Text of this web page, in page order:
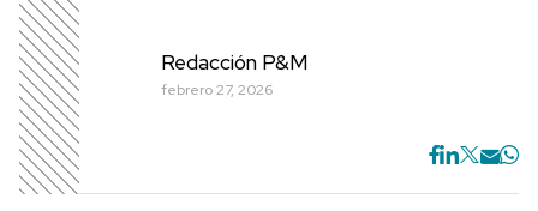
Redacción P&M
febrero 27, 2026